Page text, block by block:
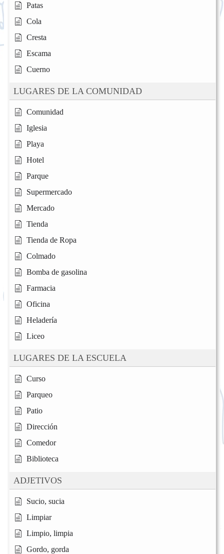
Patas
Cola
Cresta
Escama
Cuerno
LUGARES DE LA COMUNIDAD
Comunidad
Iglesia
Playa
Hotel
Parque
Supermercado
Mercado
Tienda
Tienda de Ropa
Colmado
Bomba de gasolina
Farmacia
Oficina
Heladería
Liceo
LUGARES DE LA ESCUELA
Curso
Parqueo
Patio
Dirección
Comedor
Biblioteca
ADJETIVOS
Sucio, sucia
Limpiar
Limpio, limpia
Gordo, gorda